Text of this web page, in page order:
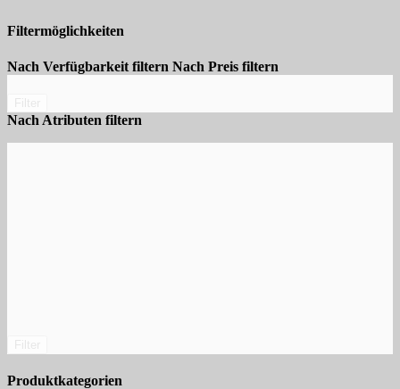
Filtermöglichkeiten
Nach Verfügbarkeit filtern Nach Preis filtern
Nach Atributen filtern
Produktkategorien